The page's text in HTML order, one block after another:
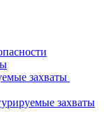
захваты
захваты